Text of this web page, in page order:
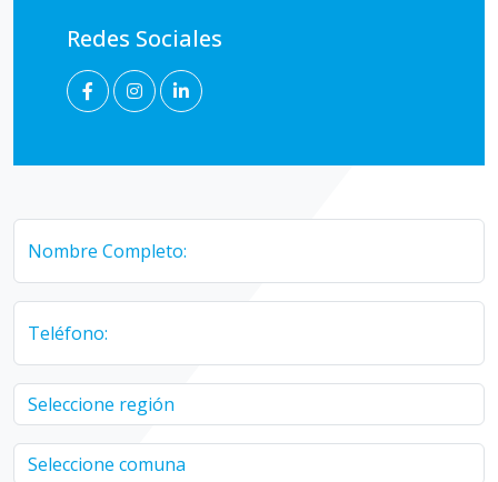
Redes Sociales
Nombre Completo:
Teléfono: